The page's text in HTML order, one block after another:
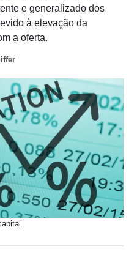
e generalizado dos
à elevação da
a oferta.